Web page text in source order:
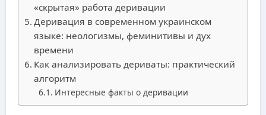
«скрытая» работа деривации
Деривация в современном украинском
языке: неологизмы, феминитивы и дух
времени
Как анализировать дериваты: практический
алгоритм
Интересные факты о деривации